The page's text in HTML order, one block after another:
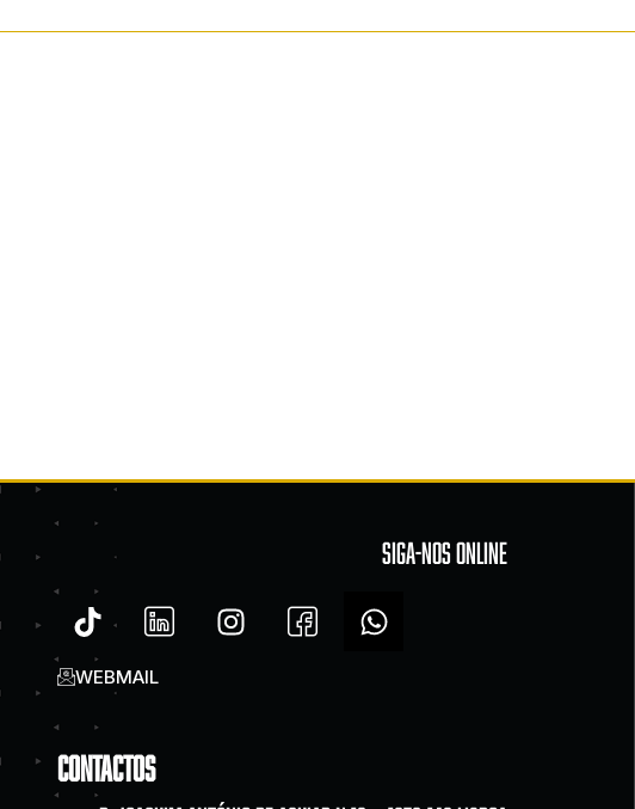
SIGA-NOS ONLINE
WEBMAIL
Contactos